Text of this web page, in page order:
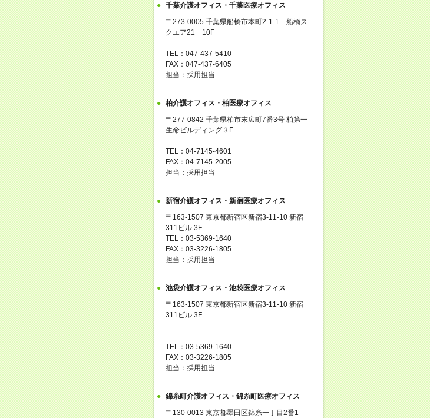
千葉介護オフィス・千葉医療オフィス
〒273-0005 千葉県船橋市本町2-1-1 船橋ス
クエア21 10F
TEL：047-437-5410
FAX：047-437-6405
担当：採用担当
柏介護オフィス・柏医療オフィス
〒277-0842 千葉県柏市末広町7番3号 柏第一
生命ビルディング３F
TEL：04-7145-4601
FAX：04-7145-2005
担当：採用担当
新宿介護オフィス・新宿医療オフィス
〒163-1507 東京都新宿区新宿3-11-10 新宿
311ビル 3F
TEL：03-5369-1640
FAX：03-3226-1805
担当：採用担当
池袋介護オフィス・池袋医療オフィス
〒163-1507 東京都新宿区新宿3-11-10 新宿
311ビル 3F
TEL：03-5369-1640
FAX：03-3226-1805
担当：採用担当
錦糸町介護オフィス・錦糸町医療オフィス
〒130-0013 東京都墨田区錦糸一丁目2番1